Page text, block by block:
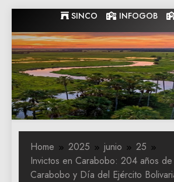
to
content
SINCO INFOGOB
de
Home 2025 junio
25
Invictos en Carabobo: 204 años
Carabobo y Día del Ejército